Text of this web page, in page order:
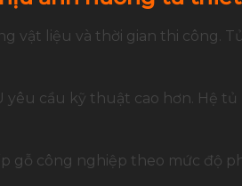
liệu và thời gian thi công.
yêu cầu kỹ thuật cao hơn. Hệ
gỗ công nghiệp theo mức độ